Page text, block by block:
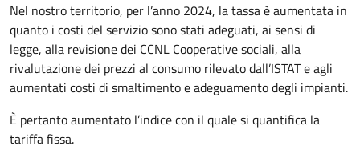
Nel nostro territorio, per l’anno 2024, la tassa è aumentata in
quanto i costi del servizio sono stati adeguati, ai sensi di
legge, alla revisione dei CCNL Cooperative sociali, alla
rivalutazione dei prezzi al consumo rilevato dall’ISTAT e agli
aumentati costi di smaltimento e adeguamento degli impianti.
È pertanto aumentato l’indice con il quale si quantifica la
tariffa fissa.